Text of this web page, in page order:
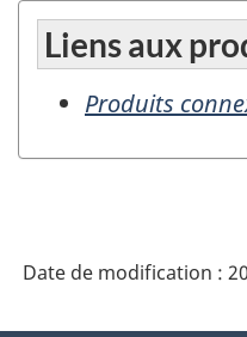
Liens aux
Produits
Date de modification :